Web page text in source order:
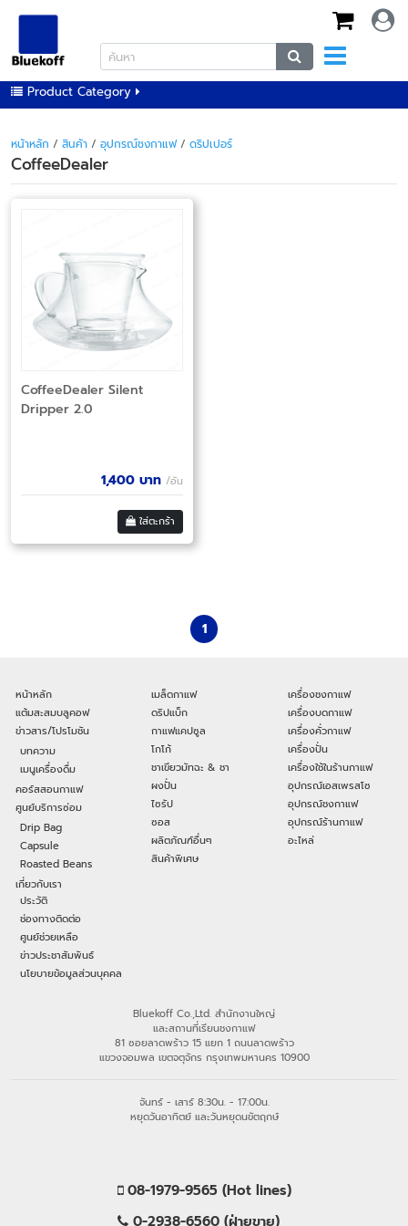
Product Category
หน้าหลัก / สินค้า / อุปกรณ์ชงกาแฟ/ ดริปเปอร์
CoffeeDealer
CoffeeDealer Silent
Dripper 2.0
1,400 บาท /อัน
ใส่ตะกร้า
1
หน้าหลัก
แต้มสะสมบลูคอฟ
ข่าวสาร/โปรโมชัน
บทความ
เมนูเครื่องดื่ม
คอร์สสอนกาแฟ
ศูนย์บริการซ่อม
Drip Bag
Capsule
Roasted Beans
เกี่ยวกับเรา
ประวัติ
ช่องทางติดต่อ
ศูนย์ช่วยเหลือ
ข่าวประชาสัมพันธ์
นโยบายข้อมูลส่วนบุคคล
เมล็ดกาแฟ
ดริปแบ็ก
กาแฟแคปซูล
โกโก้
ชาเขียวมัทฉะ & ชา
ผงปั่น
ไซรัป
ซอส
ผลิตภัณฑ์อื่นๆ
สินค้าพิเศษ
เครื่องชงกาแฟ
เครื่องบดกาแฟ
เครื่องคั่วกาแฟ
เครื่องปั่น
เครื่องใช้ในร้านกาแฟ
อุปกรณ์เอสเพรสโซ
อุปกรณ์ชงกาแฟ
อุปกรณ์ร้านกาแฟ
อะไหล่
Bluekoff Co.,Ltd. สำนักงานใหญ่
และสถานที่เรียนชงกาแฟ
81 ซอยลาดพร้าว 15 แยก 1 ถนนลาดพร้าว
แขวงจอมพล เขตจตุจักร กรุงเทพมหานคร 10900
จันทร์ - เสาร์ 8:30น. - 17:00น.
หยุดวันอาทิตย์ และวันหยุดนขัตฤกษ์
08-1979-9565 (Hot lines)
0-2938-6560 (ฝ่ายขาย)